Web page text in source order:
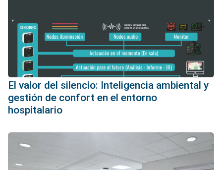
El valor del silencio: Inteligencia ambiental y
gestión de confort en el entorno
hospitalario